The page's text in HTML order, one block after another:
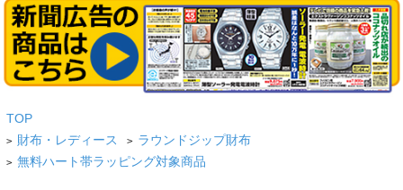
TOP
> 財布・レディース > ラウンドジップ財布
> 無料ハート帯ラッピング対象商品